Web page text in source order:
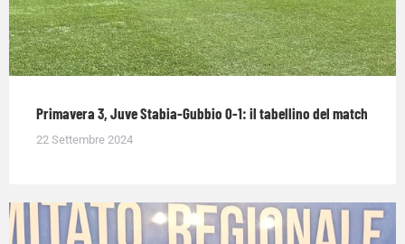
Primavera 3, Juve Stabia-Gubbio 0-1: il tabellino del match
22 Settembre 2024